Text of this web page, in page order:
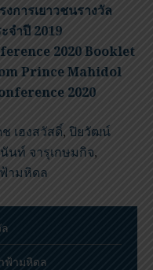
การเยาวชนรางวัล
จำปี 2019
2020 Booklet
Prince Mahidol
2020
เฮงสวัสดิ์, ปิยวัฒน์
นท์ จารุเกษมกิจ,
ฟ้ามหิดล
ฟ้ามหิดล